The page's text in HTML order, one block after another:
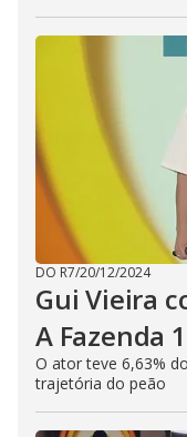
DO R7/20/12/2024
Gui Vieira
A Fazenda
O ator teve 6,63%
trajetória do peão